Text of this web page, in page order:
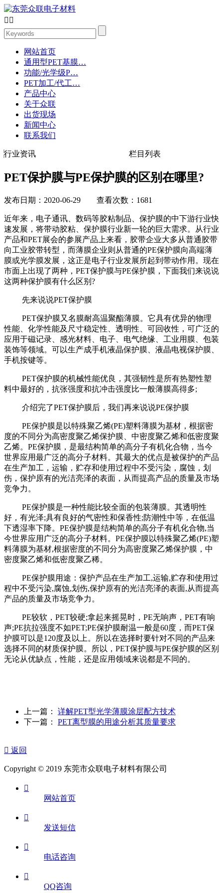
 
网站首页
通用型PET基膜…
功能/光学级P…
PET加工/代工…
产品中心
关于众联
出货现场
新闻中心
联系我们
行业资讯 栏目列表
PET保护膜与PE保护膜的区别在哪里?
发布日期：2020-06-29 查看次数：1681
近年来，电子通讯、数码等胶粘制品、保护膜的中下游行业快
速发展，将带动胶粘、保护膜行业新一轮的巨大需求。从行业
产品和PET展会的参展产品上来看，胶带企业大多从普通胶带
向工业胶带转型，而薄膜企业则从普通的PE保护膜向高端薄
膜或光学膜发展，这正是电子行业发展所起到带动作用。现在
市面上出现了两种，PET保护膜与PE保护膜，下面我们来说说
这两种保护膜有什么区别?
先来说说PET保护膜
PET保护膜又名膜耐高温聚酯薄膜。它具有优异的物理
性能、化学性能及尺寸稳定性、透明性、可回收性，可广泛的
应用于磁记录、感光材料、电子、电气绝缘、工业用膜、包装
装饰等领域。可以生产成手机液晶保护膜、液晶电视保护膜、
手机按键等。
PET保护膜的机械性能优良，其强韧性是所有热塑性塑
料中最好的，抗张强度和抗冲击强度比一般薄膜高得多;
介绍完了PET保护膜后，我们再来说说PE保护膜
PE保护膜是以特殊聚乙烯(PE)塑料薄膜为基材，根据密
度的不同分为高密度聚乙烯保护膜、中密度聚乙烯和低密度聚
乙烯。PE保护膜，是最结构简单的高分子有机化合物，当今
世界应用最广泛的高分子材料。其最大的优点是被保护的产品
在生产加工，运输，贮存和使用过程中不受污染，腐蚀，划
伤，保护原有的光洁亮泽的表面，从而提高产品的质量及市场
竞争力。
PE保护膜是一种性能比较全面的包装薄膜。其透明性
好，有光泽;具有良好的气密性和保香性;防潮性中等，在低温
下透湿率下降。PE保护膜是结构简单的高分子有机化合物,当
今世界应用广泛的高分子材料。PE保护膜以特殊聚乙烯(PE)塑
料薄膜为基材,根据密度的不同分为高密度聚乙烯保护膜，中
密度聚乙烯和低密度聚乙稀。
PE保护膜用途：保护产品在生产加工,运输,贮存和使用过
程中不受污染,腐蚀,划伤,保护原有的光洁亮泽的表面,从而提高
产品的质量及市场竞争力。
PE较软，PET较硬;拿起来摇晃时，PE无响声，PET有响
声;PE抗拉强度不如PET;PE保护膜耐温一般是60度，而PET保
护膜可以是120度及以上。所以在选择时要针对不同的产品来
选择不同的材质保护膜。所以，PET保护膜与PE保护膜的区别
无论从优缺点，性能，还是应用领域来说都是不同的。
上一篇： 详解PET型光学薄膜涂层配方技术
下一篇： PET离型膜的用途分析其质量要求
 返回
Copyright © 2019 东莞市众联电子材料有限公司

网站首页

发送短信

电话咨询

QQ咨询